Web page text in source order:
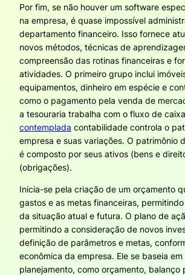
Por fim, se não houver um software
na empresa, é quase impossível
departamento financeiro. Isso fornece
novos métodos, técnicas de
compreensão das rotinas financeiras e
atividades. O primeiro grupo inclui
equipamentos, dinheiro em espécie e
como o pagamento pela venda de
a tesouraria trabalha com o fluxo de
contemplada contabilidade controla o
empresa e suas variações. O patrimônio
é composto por seus ativos (bens e
(obrigações).
Inicia-se pela criação de um orçamento
gastos e as metas financeiras,
da situação atual e futura. O plano de
permitindo a consideração de novos
definição de parâmetros e metas,
econômica da empresa. Ele se baseia
planejamento, como orçamento, balanço